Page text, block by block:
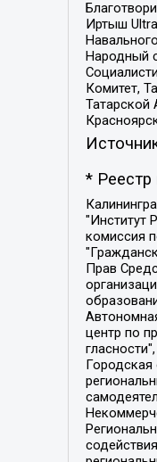
Иртыш
Народный
Комитет,
Татарской
* Реестр
Калининградская региональная общественная организация "Экозащита!-Женсовет", Фонд содействия защите прав и свобод граждан "Общественный вердикт", Фонд "Институт Развития Свободы Информации", Частное учреждение "Информационное агентство МЕМО. РУ", Региональная общественная организация "Общественная комиссия по сохранению наследия академика Сахарова", Фонд поддержки свободы прессы, Санкт-Петербургская общественная правозащитная организация "Гражданский контроль", Межрегиональная общественная организация "Информационно-просветительский центр "Мемориал", Региональный Фонд "Центр Защиты Прав Средств Массовой Информации", с 05.12.2023